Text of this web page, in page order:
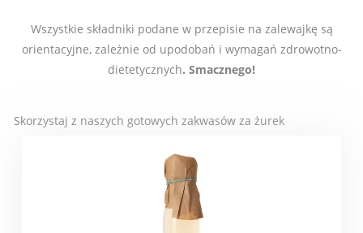
Wszystkie składniki podane w przepisie na zalewajkę są
orientacyjne, zależnie od upodobań i wymagań zdrowotno-
dietetycznych. Smacznego!
Skorzystaj z naszych gotowych zakwasów za żurek